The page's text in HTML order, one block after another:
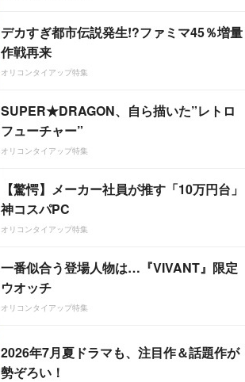
デカすぎ都市伝説発生!?ファミマ45％増量
作戦再来
オリコンタイアップ特集
SUPER★DRAGON、自ら描いた”レトロ
フューチャー”
オリコンタイアップ特集
【驚愕】メーカー社員が推す「10万円台」
神コスパPC
オリコンタイアップ特集
一番似合う登場人物は…『VIVANT』限定
ウオッチ
オリコンタイアップ特集
2026年7月夏ドラマも、注目作＆話題作が
勢ぞろい！